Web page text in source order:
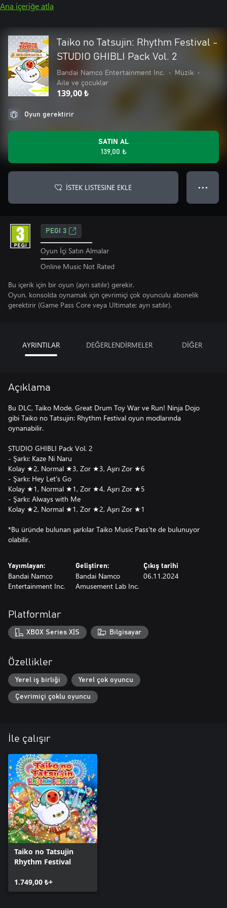
Ana içeriğe atla
Taiko no Tatsujin: Rhythm Festival -
STUDIO GHIBLI Pack Vol. 2
Bandai Namco Entertainment Inc. • Müzik
•
Aile ve çocuklar
139,00 ₺
Oyun gerektirir
SATIN AL
139,00 ₺
İSTEK LISTESINE EKLE ● ● ●
PEGI 3
Oyun İçi Satın Almalar
Online Music Not Rated
Bu içerik için bir oyun (ayrı satılır) gerekir.
Oyun, konsolda oynamak için çevrimiçi çok oyunculu abonelik
gerektirir (Game Pass Core veya Ultimate; ayrı satılır).
AYRINTILAR DEĞERLENDİRMELER DİĞER
Açıklama
Bu DLC, Taiko Mode, Great Drum Toy War ve Run! Ninja Dojo
gibi Taiko no Tatsujin: Rhythm Festival oyun modlarında
oynanabilir.
STUDIO GHIBLI Pack Vol. 2
- Şarkı: Kaze Ni Naru
Kolay ★2, Normal ★3, Zor ★3, Aşırı Zor ★6
- Şarkı: Hey Let's Go
Kolay ★1, Normal ★1, Zor ★4, Aşırı Zor ★5
- Şarkı: Always with Me
Kolay ★2, Normal ★1, Zor ★2, Aşırı Zor ★1
*Bu üründe bulunan şarkılar Taiko Music Pass'te de bulunuyor
olabilir.
Yayımlayan:
Bandai Namco
Entertainment Inc.
Geliştiren:
Bandai Namco
Amusement Lab Inc.
Çıkış tarihi
06.11.2024
Platformlar
XBOX Series X|S Bilgisayar
Özellikler
Yerel iş birliği Yerel çok oyuncu
Çevrimiçi çoklu oyuncu
İle çalışır
Taiko no Tatsujin
Rhythm Festival
1.749,00 ₺+